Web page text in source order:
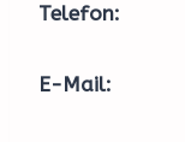
Telefon:
E-Mail: